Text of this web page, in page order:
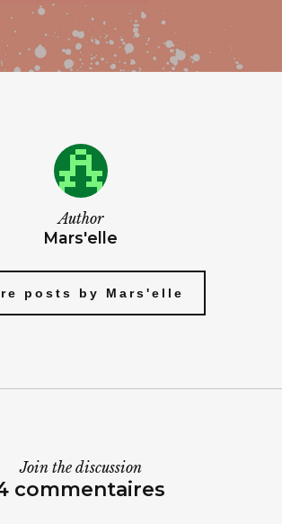
Author
Mars'elle
posts by Mars'elle
Join the discussion
commentaires